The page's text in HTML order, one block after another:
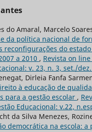
do Amaral, Marcelo
da política nacional de
reconfigurações do
a 2010 , Revista on
v. 23, n. 3, set./
Dirleia Fanfa
à educação de
para a gestão escolar ,
Educacional: v.22,
da Silva Menezes,
democrática na escola: a